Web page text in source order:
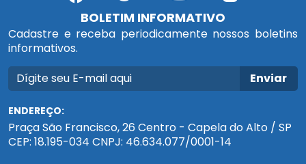
BOLETIM INFORMATIVO
Cadastre e receba periodicamente nossos boletins
informativos.
Enviar
ENDEREÇO:
Praça São Francisco, 26 Centro - Capela do Alto / SP
CEP: 18.195-034 CNPJ: 46.634.077/0001-14